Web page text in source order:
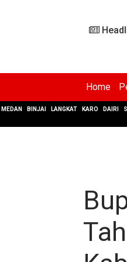
Home
MEDAN BINJAI LANGKAT KARO DAIRI